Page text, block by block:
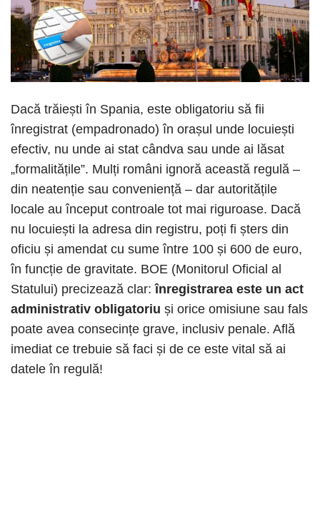
Dacă trăiești în Spania, este obligatoriu să fii
înregistrat (empadronado) în orașul unde locuiești
efectiv, nu unde ai stat cândva sau unde ai lăsat
„formalitățile”. Mulți români ignoră această regulă –
din neatenție sau conveniență – dar autoritățile
locale au început controale tot mai riguroase. Dacă
nu locuiești la adresa din registru, poți fi șters din
oficiu și amendat cu sume între 100 și 600 de euro,
în funcție de gravitate. BOE (Monitorul Oficial al
Statului) precizează clar:înregistrarea este un act
administrativ obligatoriu și orice omisiune sau fals
poate avea consecințe grave, inclusiv penale. Află
imediat ce trebuie să faci și de ce este vital să ai
datele în regulă!